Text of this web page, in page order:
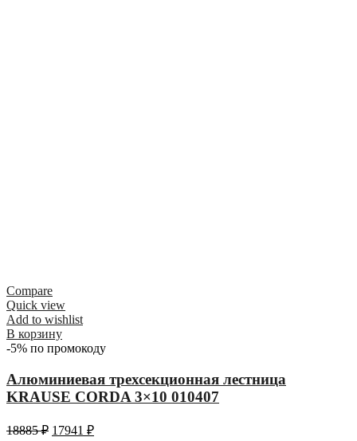
Compare
Quick view
Add to wishlist
В корзину
-5% по промокоду
Алюминиевая трехсекционная лестница
KRAUSE CORDA 3×10 010407
18885₽ 17941 ₽